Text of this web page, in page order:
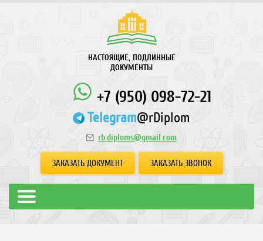
НАСТОЯЩИЕ, ПОДЛИННЫЕ
ДОКУМЕНТЫ
+7 (950) 098-72-21
Telegram@rDiplom
rb.diploms@gmail.com
ЗАКАЗАТЬ ДОКУМЕНТ ЗАКАЗАТЬ ЗВОНОК